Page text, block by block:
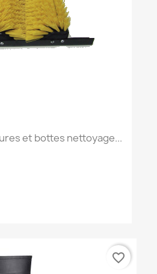
et bottes nettoyage...
favorite_border